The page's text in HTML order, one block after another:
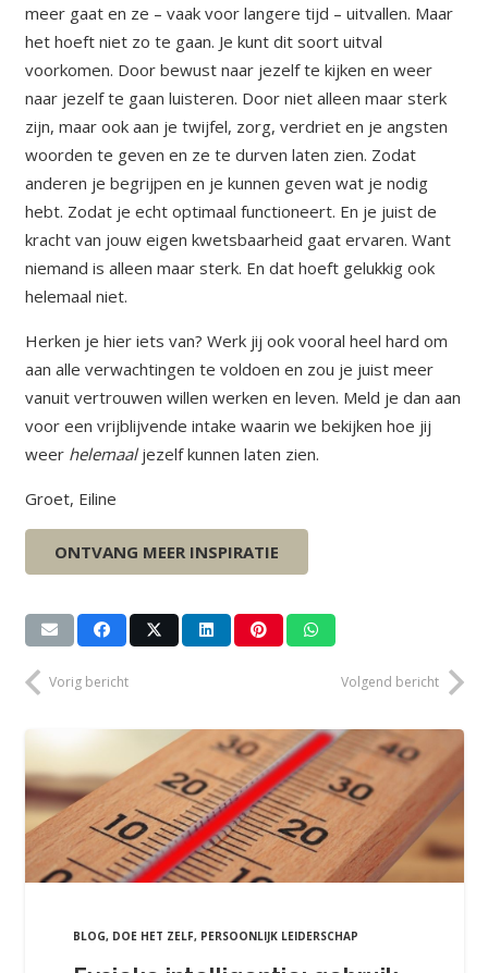
meer gaat en ze – vaak voor langere tijd – uitvallen. Maar
het hoeft niet zo te gaan. Je kunt dit soort uitval
voorkomen. Door bewust naar jezelf te kijken en weer
naar jezelf te gaan luisteren. Door niet alleen maar sterk
zijn, maar ook aan je twijfel, zorg, verdriet en je angsten
woorden te geven en ze te durven laten zien. Zodat
anderen je begrijpen en je kunnen geven wat je nodig
hebt. Zodat je echt optimaal functioneert. En je juist de
kracht van jouw eigen kwetsbaarheid gaat ervaren. Want
niemand is alleen maar sterk. En dat hoeft gelukkig ook
helemaal niet.
Herken je hier iets van? Werk jij ook vooral heel hard om
aan alle verwachtingen te voldoen en zou je juist meer
vanuit vertrouwen willen werken en leven. Meld je dan aan
voor een vrijblijvende intake waarin we bekijken hoe jij
weer helemaaljezelf kunnen laten zien.
Groet, Eiline
ONTVANG MEER INSPIRATIE
Vorig bericht Volgend bericht
BLOG, DOE HET ZELF, PERSOONLIJK LEIDERSCHAP